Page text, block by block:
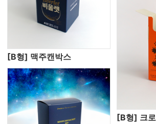
[B형] 맥주캔박스
[B형] 크